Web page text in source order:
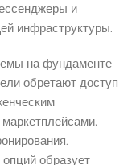
и
инфраструктуры.
на фундаменте
обретают доступ
образует